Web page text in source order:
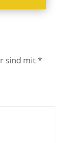
sind mit*